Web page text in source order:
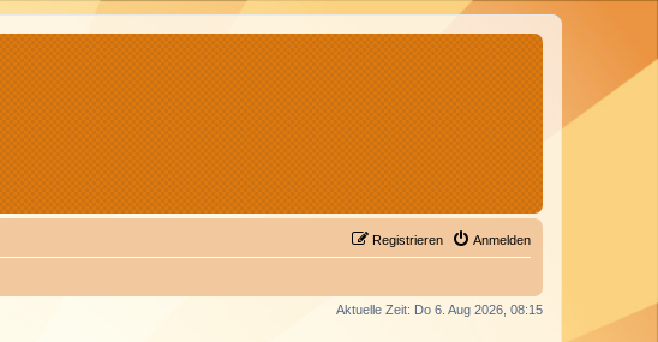
Anmelden
Registrieren
Aktuelle Zeit: Do 6. Aug 2026, 08:15